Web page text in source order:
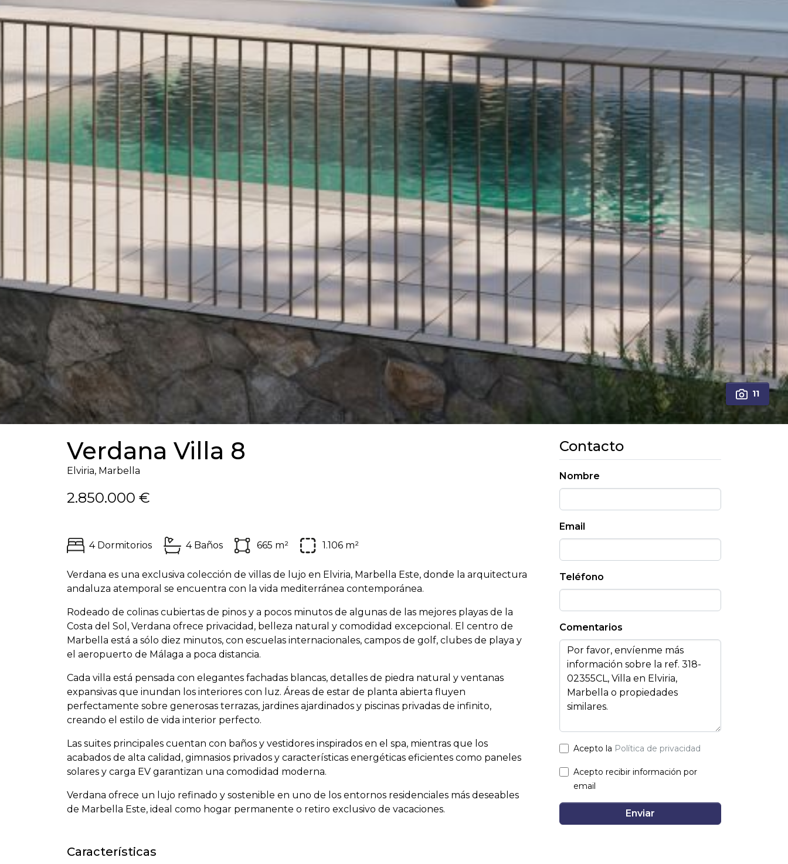
11
Verdana Villa 8
Elviria, Marbella
2.850.000 €
4 Dormitorios 4 Baños 665 m² 1.106 m²
Verdana es una exclusiva colección de villas de lujo en Elviria, Marbella Este, donde la arquitectura
andaluza atemporal se encuentra con la vida mediterránea contemporánea.
Rodeado de colinas cubiertas de pinos y a pocos minutos de algunas de las mejores playas de la
Costa del Sol, Verdana ofrece privacidad, belleza natural y comodidad excepcional. El centro de
Marbella está a sólo diez minutos, con escuelas internacionales, campos de golf, clubes de playa y
el aeropuerto de Málaga a poca distancia.
Cada villa está pensada con elegantes fachadas blancas, detalles de piedra natural y ventanas
expansivas que inundan los interiores con luz. Áreas de estar de planta abierta fluyen
perfectamente sobre generosas terrazas, jardines ajardinados y piscinas privadas de infinito,
creando el estilo de vida interior perfecto.
Las suites principales cuentan con baños y vestidores inspirados en el spa, mientras que los
acabados de alta calidad, gimnasios privados y características energéticas eficientes como paneles
solares y carga EV garantizan una comodidad moderna.
Verdana ofrece un lujo refinado y sostenible en uno de los entornos residenciales más deseables
de Marbella Este, ideal como hogar permanente o retiro exclusivo de vacaciones.
Características
Contacto
Nombre
Email
Teléfono
Comentarios
Acepto la Política de privacidad
Acepto recibir información por
email
Enviar